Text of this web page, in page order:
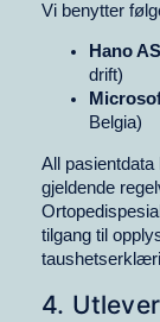
Vi benytter
Hano AS
drift)
Belgia)
All pasientdata
gjeldende
tilgang til
4.